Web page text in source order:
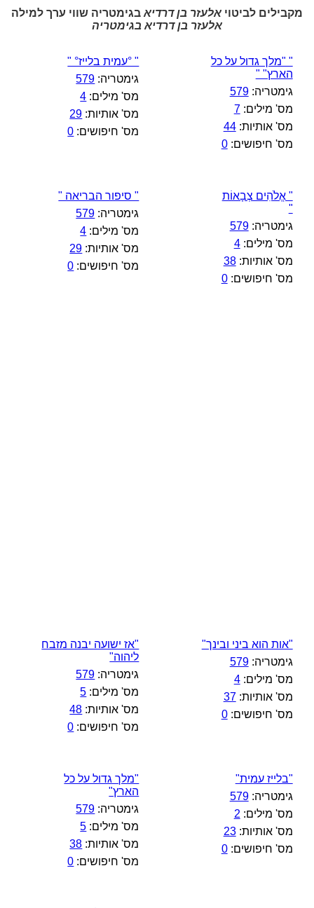
מקבילים לביטוי אלעזר בן דרדיא בגימטריה שווי ערך למילה
אלעזר בן דרדיא בגימטריה
" "מלך גדול על כל
הארץ" "
גימטריה:579
מס' מילים:7
מס' אותיות:44
מס' חיפושים:0
" °עמית בלייז° "
גימטריה: 579
מס' מילים: 4
מס' אותיות: 29
מס' חיפושים: 0
" אֱלֹהִים צְבָאוֹת
"
גימטריה:579
מס' מילים:4
מס' אותיות:38
מס' חיפושים:0
" סיפור הבריאה "
גימטריה: 579
מס' מילים: 4
מס' אותיות: 29
מס' חיפושים: 0
"אות הוא ביני ובינך"
גימטריה:579
מס' מילים:4
מס' אותיות:37
מס' חיפושים:0
"אז ישועה יבנה מזבח
ליהוה"
גימטריה: 579
מס' מילים: 5
מס' אותיות: 48
מס' חיפושים: 0
"בלייז עמית"
גימטריה:579
מס' מילים: 2
מס' אותיות:23
מס' חיפושים:0
"מלך גדול על כל
הארץ"
גימטריה: 579
מס' מילים: 5
מס' אותיות: 38
מס' חיפושים: 0